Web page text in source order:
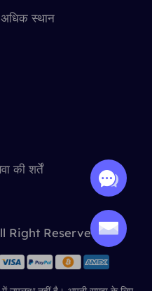
अधिक स्थान
की शर्तें
Right Reserved.